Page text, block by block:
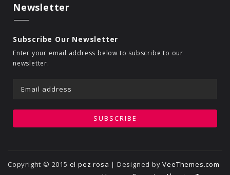
Newsletter
Subscribe Our Newsletter
Enter your email address below to subscribe to our
newsletter.
Copyright © 2015 el pez rosa | Designed byVeeThemes.com